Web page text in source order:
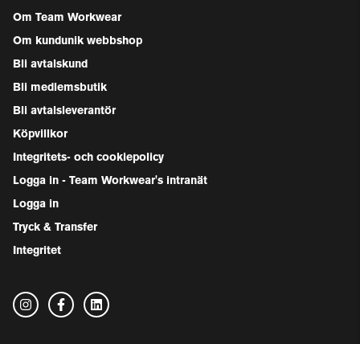
Om Team Workwear
Om kundunik webbshop
Bli avtalskund
Bli medlemsbutik
Bli avtalsleverantör
Köpvillkor
Integritets- och cookiepolicy
Logga in - Team Workwear's intranät
Logga in
Tryck & Transfer
Integritet